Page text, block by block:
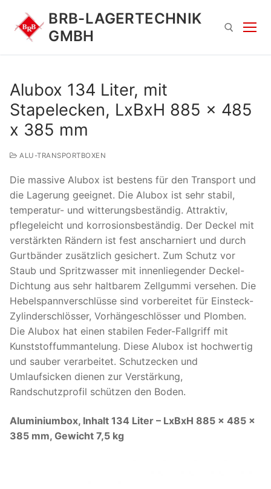
Inhalt
springen
BRB-LAGERTECHNIK
GMBH
Suchen
nach:
Alubox 134 Liter, mit
Stapelecken, LxBxH 885 x 485
x 385 mm
ALU-TRANSPORTBOXEN
Die massive Alubox ist bestens für den Transport und
die Lagerung geeignet. Die Alubox ist sehr stabil,
temperatur- und witterungsbeständig. Attraktiv,
pflegeleicht und korrosionsbeständig. Der Deckel mit
verstärkten Rändern ist fest anscharniert und durch
Gurtbänder zusätzlich gesichert. Zum Schutz vor
Staub und Spritzwasser mit innenliegender Deckel-
Dichtung aus sehr haltbarem Zellgummi versehen. Die
Hebelspannverschlüsse sind vorbereitet für Einsteck-
Zylinderschlösser, Vorhängeschlösser und Plomben.
Die Alubox hat einen stabilen Feder-Fallgriff mit
Kunststoffummantelung. Diese Alubox ist hochwertig
und sauber verarbeitet. Schutzecken und
Umlaufsicken dienen zur Verstärkung,
Randschutzprofil schützen den Boden.
Aluminiumbox, Inhalt 134 Liter – LxBxH 885 x 485 x
385 mm, Gewicht 7,5 kg